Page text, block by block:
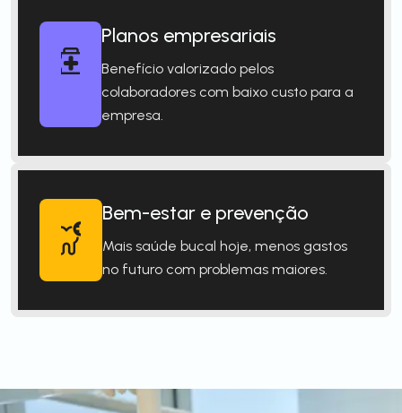
Planos empresariais
Benefício valorizado pelos
colaboradores com baixo custo para a
empresa.
Bem-estar e prevenção
Mais saúde bucal hoje, menos gastos
no futuro com problemas maiores.